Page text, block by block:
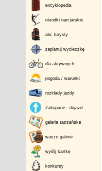
encyklopedia
ośrodki narciarskie
abc turysty
zaplanuj wycieczkę
dla aktywnych
pogoda / warunki
rozkłady jazdy
Zakopane - dojazd
galeria tatrzańska
wasze galerie
wyślij kartkę
konkursy